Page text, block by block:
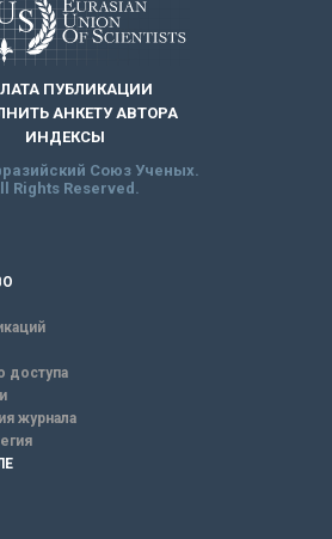
ПУБЛИКАЦИИ
АНКЕТУ АВТОРА
ИНДЕКСЫ
Союз Ученых.
Rights Reserved.
доступа
журнала